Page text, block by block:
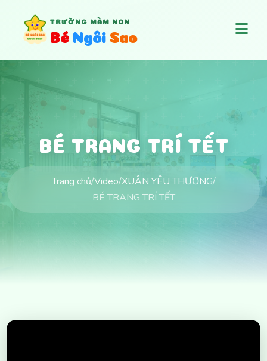
TRƯỜNG MẦM NON
Bé Ngôi Sao
BÉ TRANG TRÍ TẾT
Trang chủ/Video/XUÂN YÊU THƯƠNG/
BÉ TRANG TRÍ TẾT